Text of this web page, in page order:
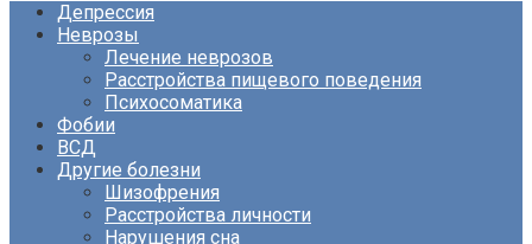
Депрессия
Неврозы
Лечение неврозов
Расстройства пищевого поведения
Психосоматика
Фобии
ВСД
Другие болезни
Шизофрения
Расстройства личности
Нарушения сна